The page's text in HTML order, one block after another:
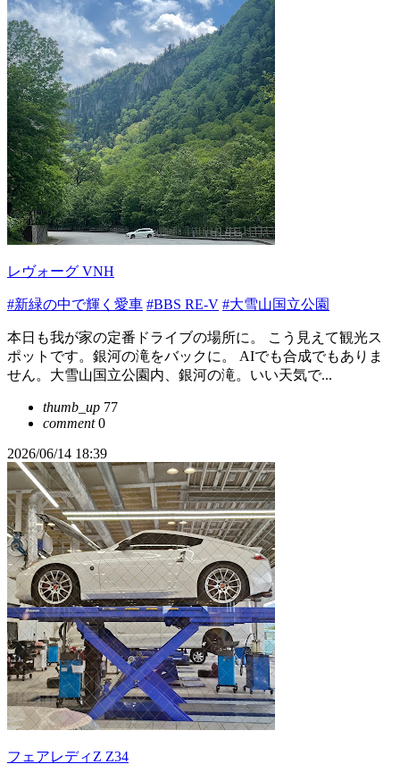
レヴォーグ VNH
#新緑の中で輝く愛車 #BBS RE-V #大雪山国立公園
本日も我が家の定番ドライブの場所に。 こう見えて観光ス
ポットです。銀河の滝をバックに。 AIでも合成でもありま
せん。大雪山国立公園内、銀河の滝。いい天気で...
thumb_up 77
comment0
2026/06/14 18:39
フェアレディZ Z34